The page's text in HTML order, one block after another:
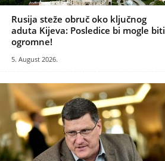
Rusija steže obruč oko ključnog
aduta Kijeva: Posledice bi mogle biti
ogromne!
5. August 2026.